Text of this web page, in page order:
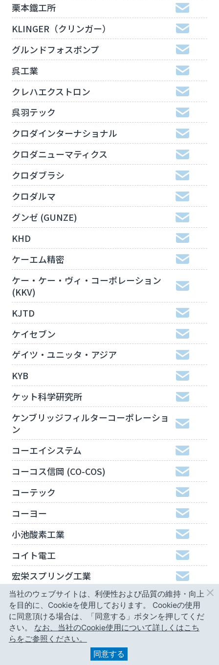
栗本鐵工所
KLINGER（クリンガー）
グルンドフォスポンプ
呉工業
クレハエクストロン
呉羽テック
クロダインターナショナル
クロダニューマティクス
クロダブラシ
クロダルマ
グンゼ (GUNZE)
KHD
ケーエム精密
ケー・ケー・ヴィ・コーポレーション
(KKV)
KJTD
ケイセブン
ゲイツ・ユニッタ・アジア
KYB
ケット科学研究所
ケンブリッジフィルターコーポレーショ
ン
コーエイシステム
コーコス信岡 (CO-COS)
コーテック
コーヨー
小池酸素工業
コイト電工
宏栄スプリング工業
工機ホールディングスジャパン
弘進ゴム
神津精機
当社のウェブサイトは、利便性および品質の維持・向上
を目的に、Cookieを使用しております。
Cookieの使用
に同意頂ける場合は、「同意する」ボタンを押してくだ
さい。
なお、当社のCookie使用について詳しくはこち
らをご参照ください。
同意する